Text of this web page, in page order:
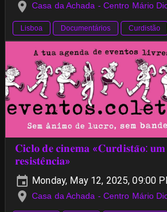
Casa da Achada - Centro Mário
Lisboa Documentários Curdistão
𝐂𝐢𝐜𝐥𝐨 𝐝𝐞 𝐜𝐢𝐧𝐞𝐦𝐚 «𝐂𝐮𝐫𝐝𝐢𝐬𝐭𝐚̃𝐨: 𝐮𝐦
𝐫𝐞𝐬𝐢𝐬𝐭𝐞̂𝐧𝐜𝐢𝐚»
Monday, May 12, 2025, 09:00
Casa da Achada - Centro Mário